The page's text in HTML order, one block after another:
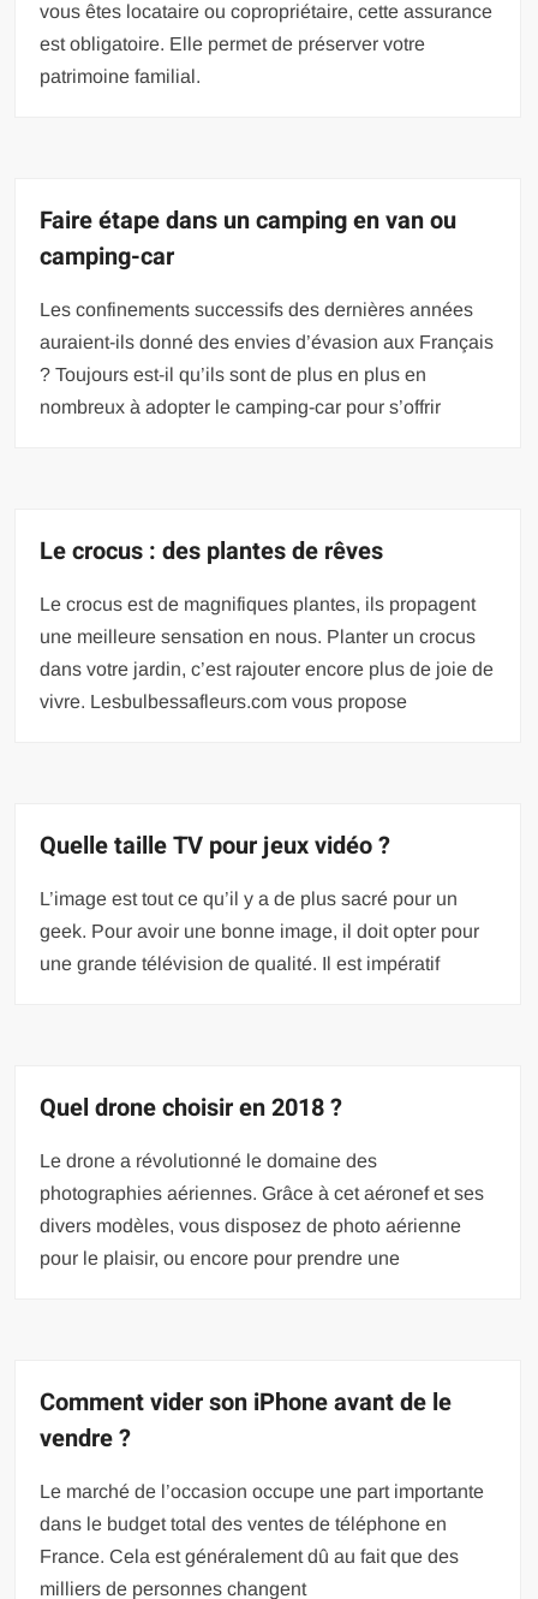
vous êtes locataire ou copropriétaire, cette assurance
est obligatoire. Elle permet de préserver votre
patrimoine familial.
Faire étape dans un camping en van ou
camping-car
Les confinements successifs des dernières années
auraient-ils donné des envies d’évasion aux Français
? Toujours est-il qu’ils sont de plus en plus en
nombreux à adopter le camping-car pour s’offrir
Le crocus : des plantes de rêves
Le crocus est de magnifiques plantes, ils propagent
une meilleure sensation en nous. Planter un crocus
dans votre jardin, c’est rajouter encore plus de joie de
vivre. Lesbulbessafleurs.com vous propose
Quelle taille TV pour jeux vidéo ?
L’image est tout ce qu’il y a de plus sacré pour un
geek. Pour avoir une bonne image, il doit opter pour
une grande télévision de qualité. Il est impératif
Quel drone choisir en 2018 ?
Le drone a révolutionné le domaine des
photographies aériennes. Grâce à cet aéronef et ses
divers modèles, vous disposez de photo aérienne
pour le plaisir, ou encore pour prendre une
Comment vider son iPhone avant de le
vendre ?
Le marché de l’occasion occupe une part importante
dans le budget total des ventes de téléphone en
France. Cela est généralement dû au fait que des
milliers de personnes changent